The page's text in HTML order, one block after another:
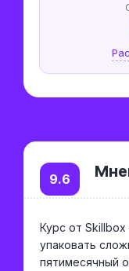
9.6
Курс от
упаковать
пятимесячный